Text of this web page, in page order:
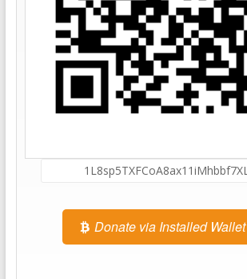
Donate via Installed Wallet